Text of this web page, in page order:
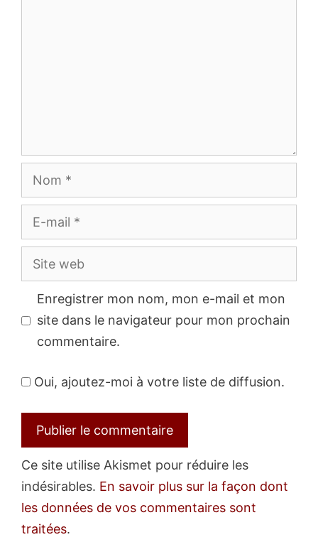
Nom
E-
mail
Site
web
Enregistrer mon nom, mon e-mail et mon
site dans le navigateur pour mon prochain
commentaire.
Oui, ajoutez-moi à votre liste de diffusion.
Ce site utilise Akismet pour réduire les
indésirables. En savoir plus sur la façon dont
les données de vos commentaires sont
traitées.